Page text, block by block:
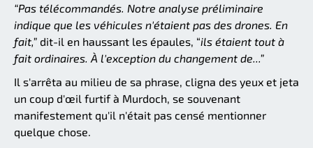
“Pas télécommandés. Notre analyse préliminaire
indique que les véhicules n'étaient pas des drones. En
fait,” dit-il en haussant les épaules, “ils étaient tout à
fait ordinaires. À l'exception du changement de...”
Il s'arrêta au milieu de sa phrase, cligna des yeux et jeta
un coup d'œil furtif à Murdoch, se souvenant
manifestement qu'il n'était pas censé mentionner
quelque chose.